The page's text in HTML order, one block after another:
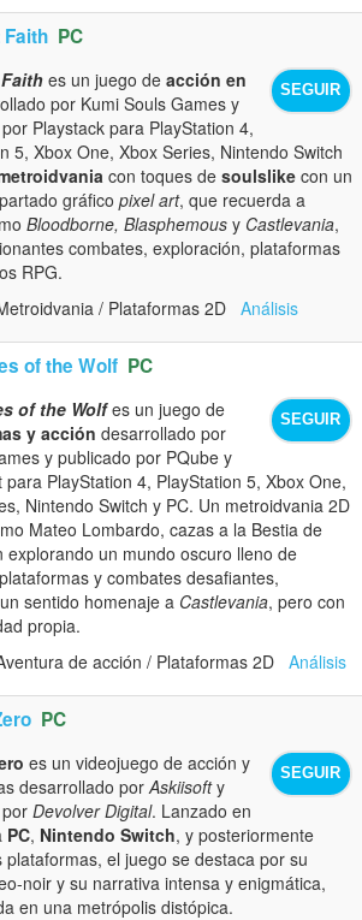
PC
SEGUIR
es un juego de acción en
por Kumi Souls Games y
Playstack para PlayStation 4,
5, Xbox One, Xbox Series, Nintendo Switch
con toques de soulslike con un
gráfico pixel art, que recuerda a
Bloodborne, Blasphemous y Castlevania,
combates, exploración, plataformas
RPG.
/ Plataformas 2D Análisis
of the Wolf PC
SEGUIR
of the Wolfes un juego de
y acción desarrollado por
y publicado por PQube y
para PlayStation 4, PlayStation 5, Xbox One,
Nintendo Switch y PC. Un metroidvania 2D
Mateo Lombardo, cazas a la Bestia de
explorando un mundo oscuro lleno de
y combates desafiantes,
sentido homenaje a Castlevania, pero con
propia.
de acción / Plataformas 2D Análisis
PC
SEGUIR
es un videojuego de acción y
desarrollado por Askiisofty
Devolver Digital. Lanzado en
PC, Nintendo Switch, y posteriormente
plataformas, el juego se destaca por su
noir y su narrativa intensa y enigmática,
en una metrópolis distópica.